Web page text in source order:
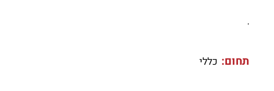
.
תחום: כללי